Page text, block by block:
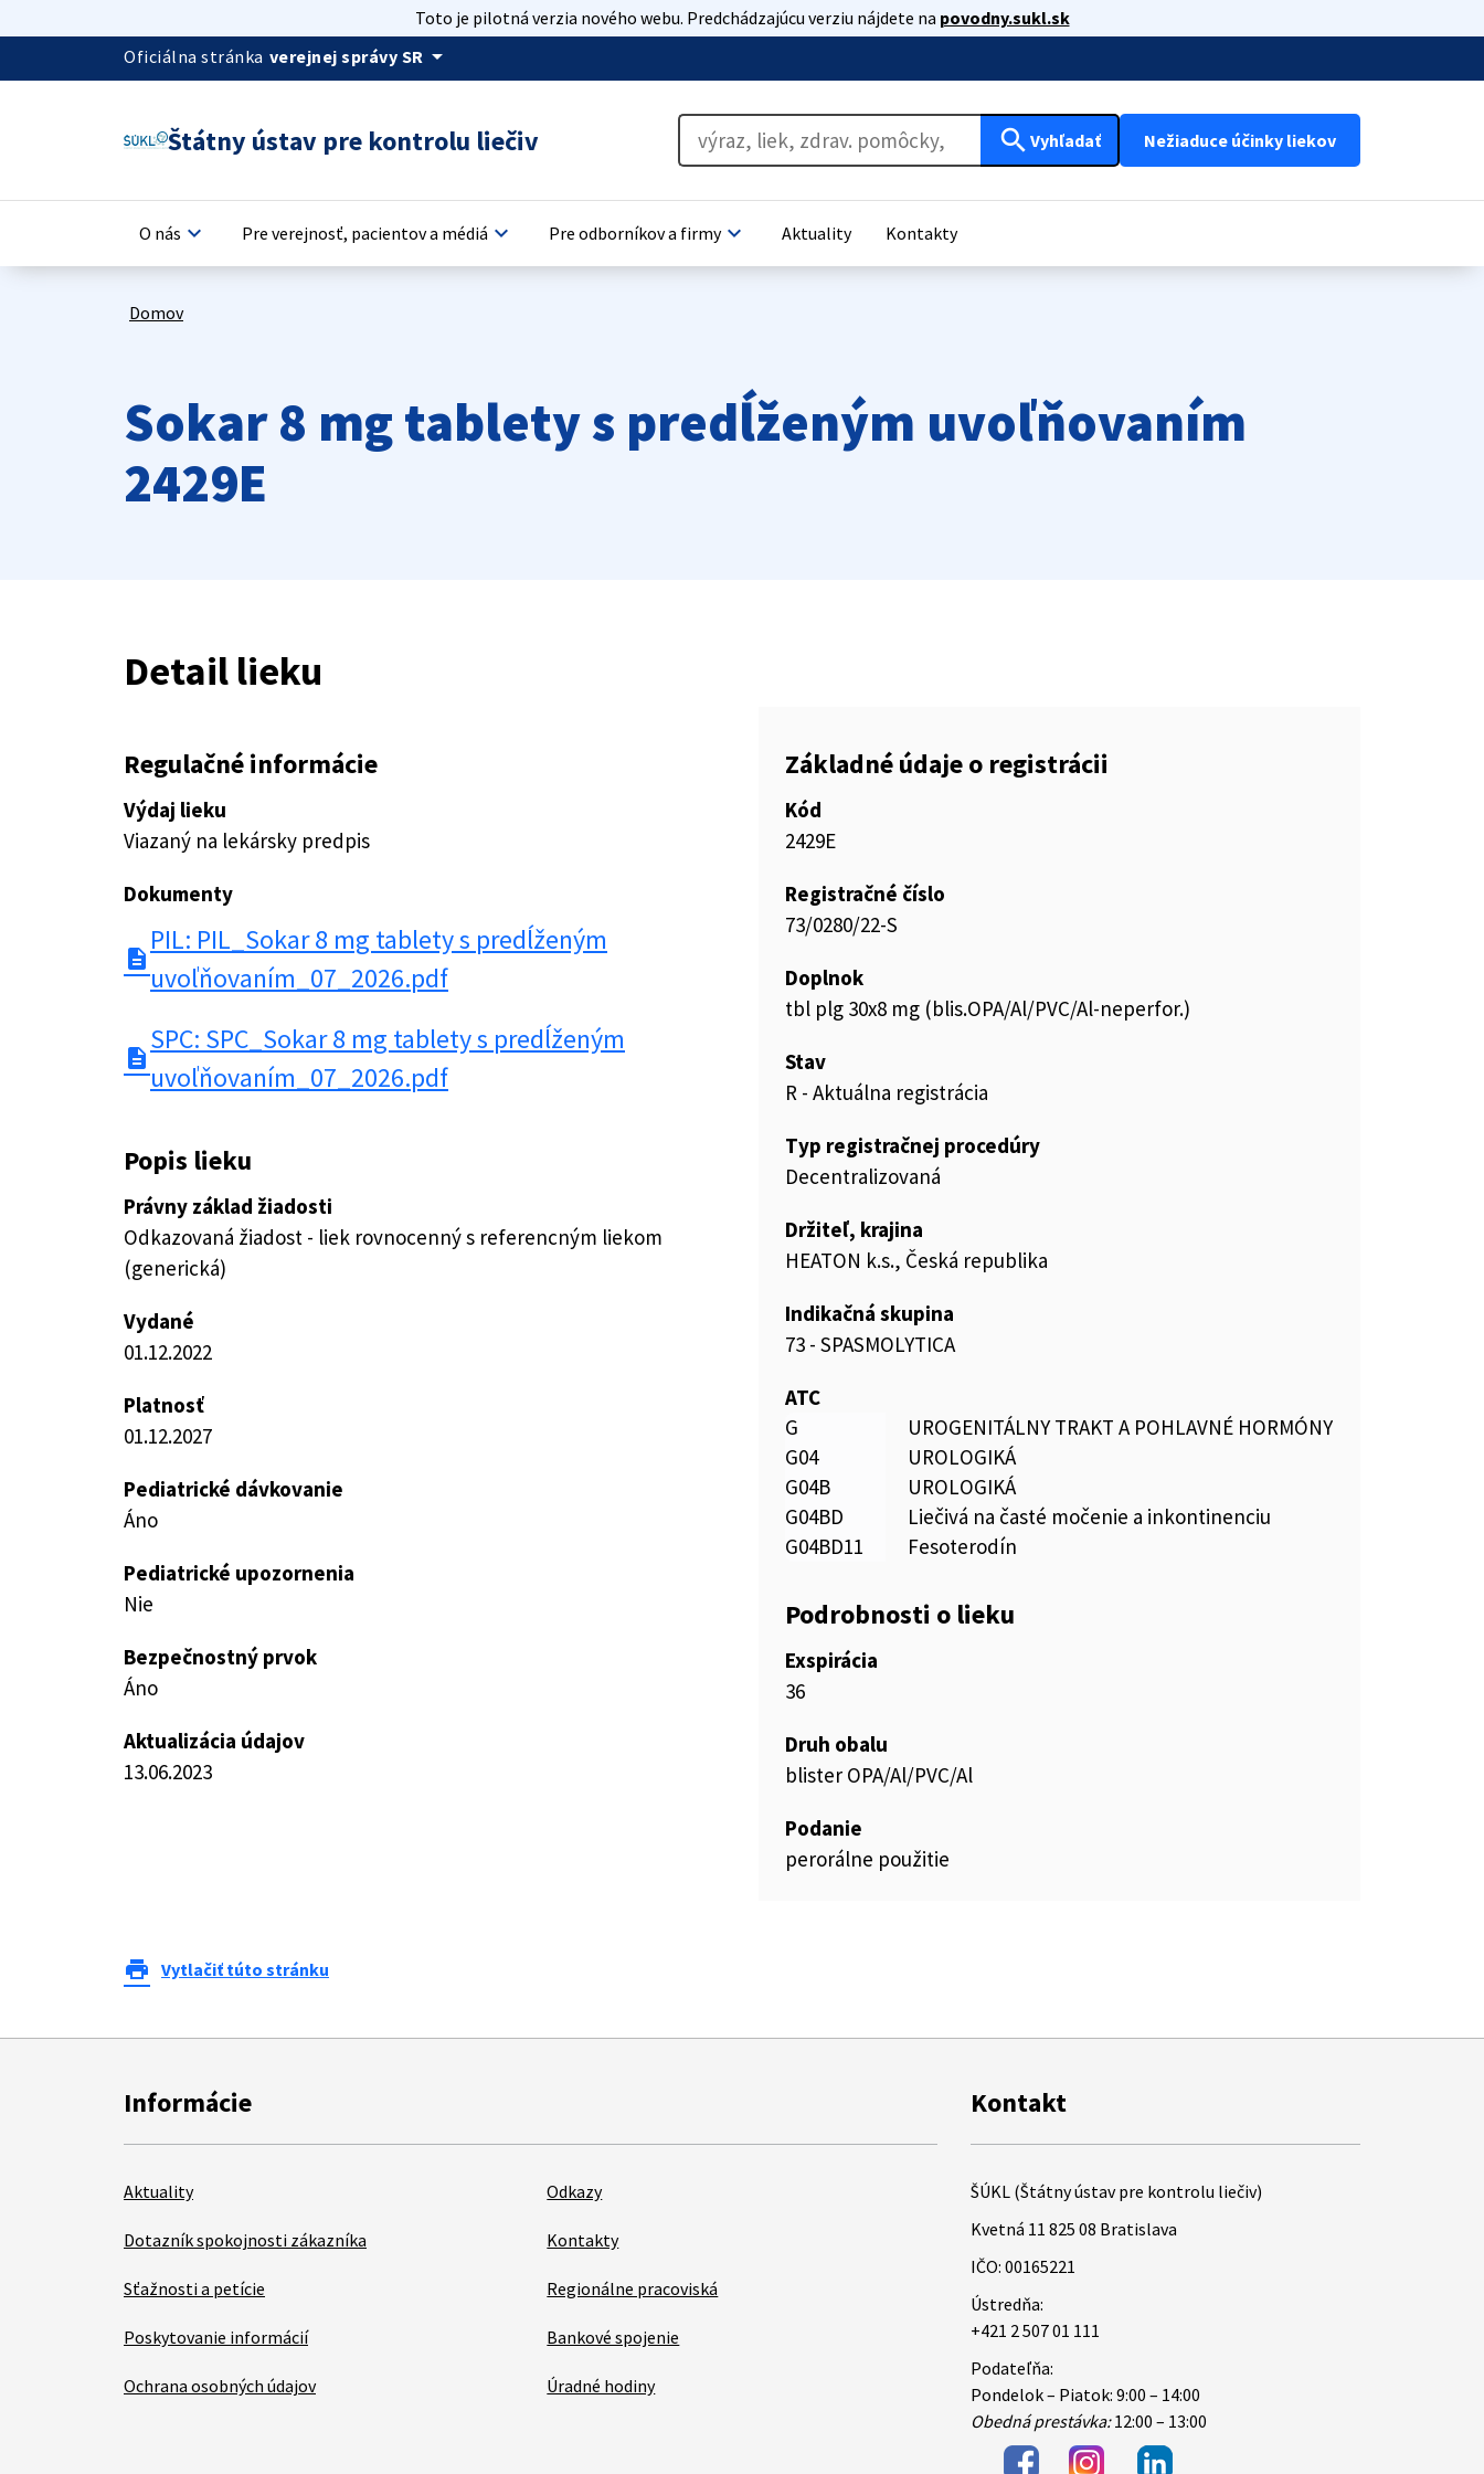
Toto je pilotná verzia nového webu. Predchádzajúcu verziu nájdete na povodny.sukl.sk
Oficiálna stránka verejnej správy SR arrow_drop_down
Štátny ústav pre kontrolu liečiv search Vyhľadať Nežiaduce účinky liekov
O nás keyboard_arrow_down Pre verejnosť, pacientov a médiá keyboard_arrow_down Pre odborníkov a firmykeyboard_arrow_down Aktuality Kontakty
Domov
Sokar 8 mg tablety s predĺženým uvoľňovaním
2429E
Detail lieku
Regulačné informácie
Výdaj lieku
Viazaný na lekársky predpis
Dokumenty
description
PIL: PIL_Sokar 8 mg tablety s predĺženým
uvoľňovaním_07_2026.pdf
description
SPC: SPC_Sokar 8 mg tablety s predĺženým
uvoľňovaním_07_2026.pdf
Popis lieku
Právny základ žiadosti
Odkazovaná žiadost - liek rovnocenný s referencným liekom
(generická)
Vydané
01.12.2022
Platnosť
01.12.2027
Pediatrické dávkovanie
Áno
Pediatrické upozornenia
Nie
Bezpečnostný prvok
Áno
Aktualizácia údajov
13.06.2023
Základné údaje o registrácii
Kód
2429E
Registračné číslo
73/0280/22-S
Doplnok
tbl plg 30x8 mg (blis.OPA/Al/PVC/Al-neperfor.)
Stav
R - Aktuálna registrácia
Typ registračnej procedúry
Decentralizovaná
Držiteľ, krajina
HEATON k.s., Česká republika
Indikačná skupina
73 - SPASMOLYTICA
ATC
G
UROGENITÁLNY TRAKT A POHLAVNÉ HORMÓNY
G04
UROLOGIKÁ
G04B
UROLOGIKÁ
G04BD
Liečivá na časté močenie a inkontinenciu
G04BD11
Fesoterodín
Podrobnosti o lieku
Exspirácia
36
Druh obalu
blister OPA/Al/PVC/Al
Podanie
perorálne použitie
print Vytlačiť túto stránku
Informácie
Aktuality
Dotazník spokojnosti zákazníka
Sťažnosti a petície
Poskytovanie informácií
Ochrana osobných údajov
Odkazy
Kontakty
Regionálne pracoviská
Bankové spojenie
Úradné hodiny
Kontakt
ŠÚKL (Štátny ústav pre kontrolu liečiv)
Kvetná 11 825 08 Bratislava
IČO: 00165221
Ústredňa:
+421 2 507 01 111
Podateľňa:
Pondelok – Piatok: 9:00 – 14:00
Obedná prestávka:12:00 – 13:00